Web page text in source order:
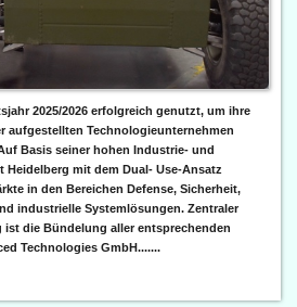
2025/2026 erfolgreich genutzt, um ihre
aufgestellten Technologieunternehmen
Basis seiner hohen Industrie- und
Heidelberg mit dem Dual- Use-Ansatz
in den Bereichen Defense, Sicherheit,
industrielle Systemlösungen. Zentraler
ist die Bündelung aller entsprechenden
Technologies GmbH.......